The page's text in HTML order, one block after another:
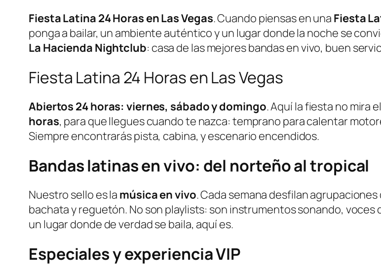
Fiesta Latina 24 Horas en Las Vegas. Cuando piensas en una Fiesta
ponga a bailar, un ambiente auténtico y un lugar donde la noche se
La Hacienda Nightclub: casa de las mejores bandas en vivo, buen
Fiesta Latina 24 Horas en Las Vegas
Abiertos 24 horas: viernes, sábado y domingo. Aquí la fiesta no mira
horas, para que llegues cuando te nazca: temprano para calentar
Siempre encontrarás pista, cabina, y escenario encendidos.
Bandas latinas en vivo: del norteño al tropical
Nuestro sello es la música en vivo. Cada semana desfilan
bachata y reguetón. No son playlists: son instrumentos sonando,
un lugar donde de verdad se baila, aquí es.
Especiales y experiencia VIP